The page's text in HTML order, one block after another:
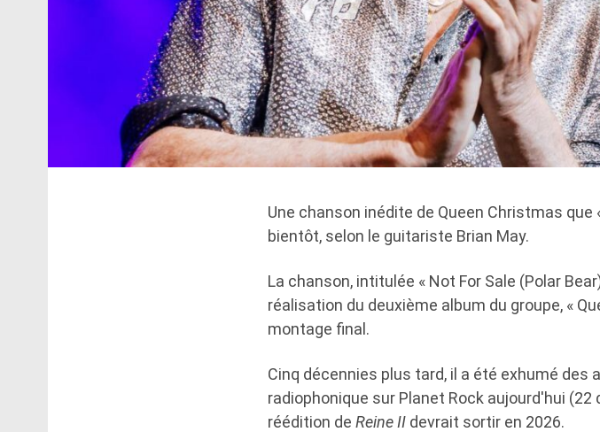
Une chanson inédite de Queen Christmas que
bientôt, selon le guitariste Brian May.
La chanson, intitulée « Not For Sale (Polar
réalisation du deuxième album du groupe, «
montage final.
Cinq décennies plus tard, il a été exhumé
radiophonique sur Planet Rock aujourd'hui
réédition de Reine II devrait sortir en 2026.